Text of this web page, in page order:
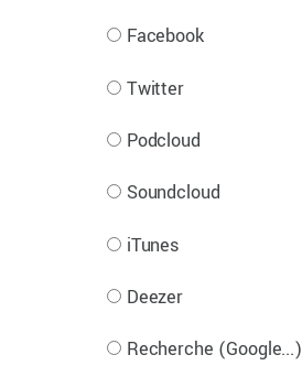
Facebook
Twitter
Podcloud
Soundcloud
iTunes
Deezer
Recherche (Google...)